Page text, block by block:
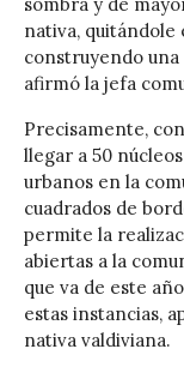
nativa, quitándole
construyendo
afirmó la jefa
Precisamente,
llegar a 50
urbanos en la
cuadrados de
permite la
abiertas a la
que va de este
estas instancias,
nativa valdiviana.